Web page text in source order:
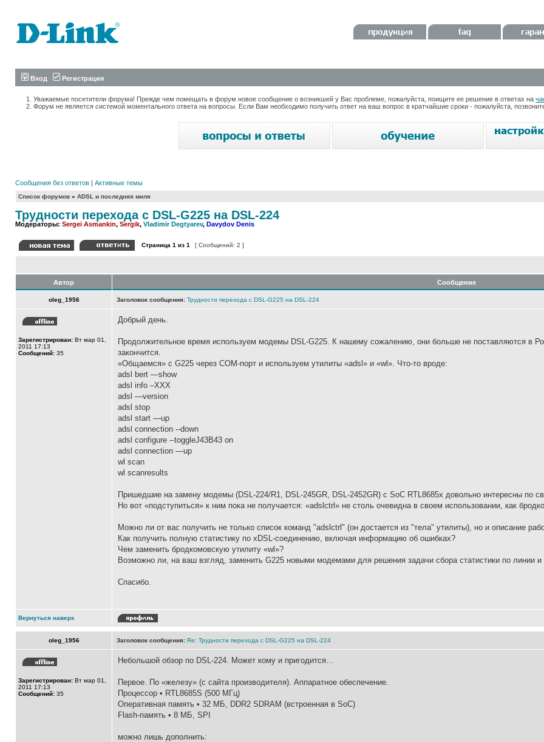
Вход Регистрация
Уважаемые посетители форума! Прежде чем помещать в форум новое сообщение о возникшей у Вас проблеме, пожалуйста, поищите ее решение в ответах на
Форум не является системой моментального ответа на вопросы. Если Вам необходимо получить ответ на ваш вопрос в кратчайшие сроки - пожалуйста,
Сообщения без ответов | Активные темы
Список форумов » ADSL и последняя миля
Трудности перехода с DSL-G225 на DSL-224
Модераторы: Sergei Asmankin, Sergik, Vladimir Degtyarev, Davydov Denis
Страница 1 из 1 [ Сообщений: 2 ]
Автор Сообщение
oleg_1956 Заголовок сообщения: Трудности перехода с DSL-G225 на DSL-224
Зарегистрирован: Вт мар 01,
2011 17:13
Сообщений: 35
Добрый день.
Продолжительное время используем модемы DSL-G225. К нашему сожалению, они больше не поставляются в
закончится.
«Общаемся» с G225 через СОМ-порт и используем утилиты «adsl» и «wl». Что-то вроде:
adsl bert —show
adsl info –XXX
adsl —version
adsl stop
adsl start —up
adsl connection --down
adsl configure --toggleJ43B43 on
adsl connection —up
wl scan
wl scanresults
Пришедшие на замену модемы (DSL-224/R1, DSL-245GR, DSL-2452GR) c SoC RTL8685x довольно интересны по
Но вот «подступиться» к ним пока не получается: «adslctrl» не столь очевидна в своем использовании, как
Можно ли от вас получить не только список команд "adslctrl" (он достается из "тела" утилиты), но и описание
Как получить полную статистику по xDSL-соединению, включая информацию об ошибках?
Чем заменить бродкомовскую утилиту «wl»?
Возможно ли, на ваш взгляд, заменить G225 новыми модемами для решения задачи сбора статистики по линии
Спасибо.
Вернуться наверх
oleg_1956 Заголовок сообщения: Re: Трудности перехода с DSL-G225 на DSL-224
Зарегистрирован: Вт мар 01,
2011 17:13
Сообщений: 35
Небольшой обзор по DSL-224. Может кому и пригодится…
Первое. По «железу» (с сайта производителя). Аппаратное обеспечение.
Процессор • RTL8685S (500 МГц)
Оперативная память • 32 MБ, DDR2 SDRAM (встроенная в SoC)
Flash-память • 8 MБ, SPI
можно лишь дополнить: